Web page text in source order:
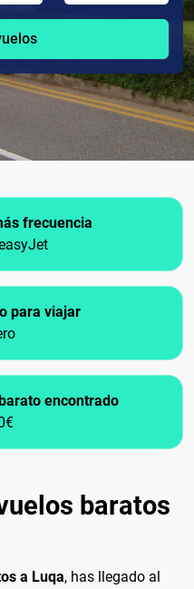
frecuencia
para viajar
encontrado
baratos
a Luqa, has llegado al